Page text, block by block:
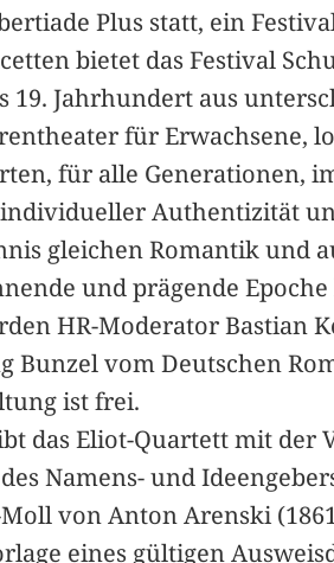
Plus statt, ein
bietet das Festival
19. Jahrhundert aus
für Erwachsene,
für alle Generationen,
Authentizität
gleichen Romantik und
und prägende
HR-Moderator
Bunzel vom Deutschen
ist frei.
das Eliot-Quartett mit
Namens- und
von Anton Arenski
eines gültigen